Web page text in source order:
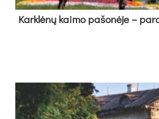
Kark­lė­nų kai­mo pa­šo­nė­je –